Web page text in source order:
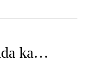
ka…